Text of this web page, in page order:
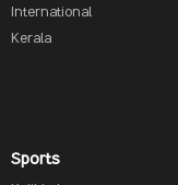
International
Kerala
Sports